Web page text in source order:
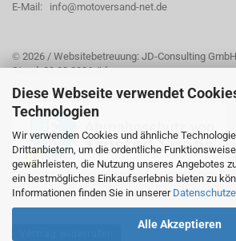
Diese Webseite verwendet
Technologien
Wir verwenden Cookies und ähnliche
Drittanbietern, um die ordentliche
gewährleisten, die Nutzung unseres Angebotes
ein bestmögliches Einkaufserlebnis bieten zu
Informationen finden Sie in unserer
Alle Akzeptieren
E-Mail: info@motoversand-net.de
© 2026 / Websitebetreuung: JD-Consulting GmbH
Stand: 03.08.2026 /jd